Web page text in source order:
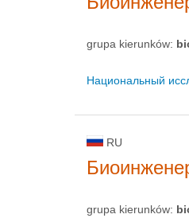
grupa kierunków:
Национальный
RU
grupa kierunków: